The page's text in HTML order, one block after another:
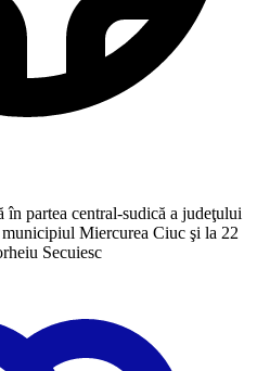
în partea central-sudică a judeţului
Miercurea Ciuc şi la 22
Secuiesc